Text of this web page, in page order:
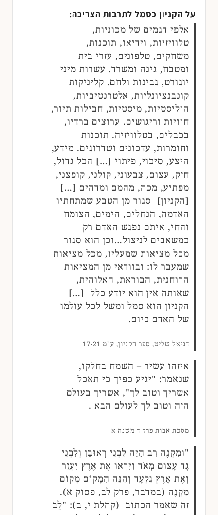
על הקניון כסמל לתרבות הצריכה:
אלפי דגמים של מכוניות,
טלוויזיות, וידיאו, תוכנות,
משחקים, טלפונים, עזרי בית
ומטבח, גינה ומשרד. עשרות מיני
יוגורט, גבינות ולחם. קליניקות
קונבנציונליות, אלטרנטיביות,
הוליסטיות, מיסטיות, חבילות תיור,
חוויות וריגושים. ערוצים ברדיו,
בכבלים, בטלוויזיה. תוכנות
וחומרות, עדכונים ושדרוגים. מידע,
היצע, סיכוי, פיתוי […] הכל גדול,
חזק, עצום, צבעוני, קולני, קופצני,
מפתיע, מכה, מהמם ומדהים […]
[הקניון] סגור מן הטבע שמתחתיו
האדמה, הנחלים, הימים, הצומח
והחי, איתם נפגש האדם רק
כמשאבים לניצול…וכן הוא סגור
מכל מציאות שמעליו, מכל מציאות
שמעבר לו: ובוודאי מן המציאות
הרוחנית, הבוראת, האלוהית,
שאותה אין הוא יודע כלל […]
הקניון הוא סמל ומשל לכל עולמו
של האדם כיום.
דניאל שליט, ספר הקניון, ע"מ 17-21
איזהו עשיר – השמח בחלקו,
שנאמר: "יגיע כפיך כי תאכל
אשריך וטוב לך", אשריך בעולם
הזה וטוב לך לעולם הבא .
מסכת אבות פרק ד משנה א
"וּמִקְנֶה רַב הָיָה לִבְנֵי רְאוּבֵן וְלִבְנֵי
גָד עָצוּם מְאֹד וַיִּרְאוּ אֶת אֶרֶץ יַעְזֵר
וְאֶת אֶרֶץ גִּלְעָד וְהִנֵּה הַמָּקוֹם מְקוֹם
מִקְנֶה (במדבר, פרק לב, פסוק א).
זה שאמר הכתוב (קהלת י, ב): "לֵב